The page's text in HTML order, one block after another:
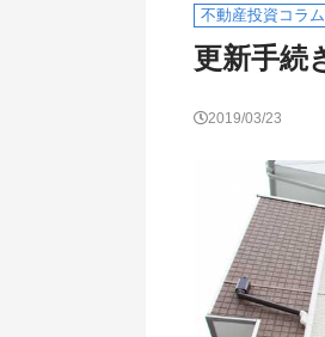
不動産投資コラム
更新手続
2019/03/23